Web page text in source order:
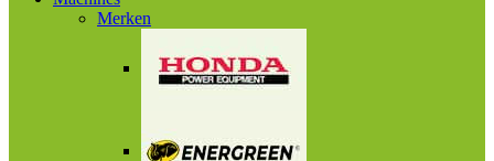
Merken